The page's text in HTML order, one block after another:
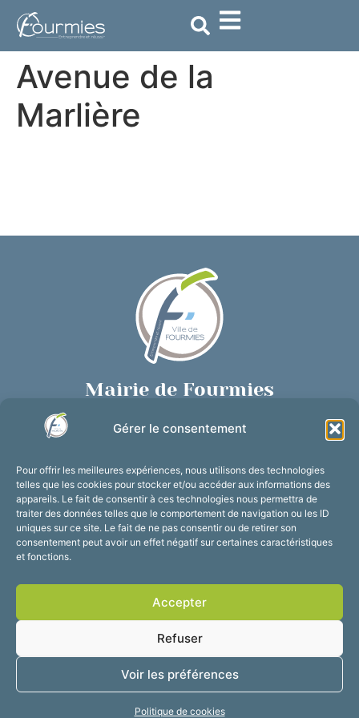
Gérer le consentement
Pour offrir les meilleures expériences, nous utilisons des technologies
telles que les cookies pour stocker et/ou accéder aux informations des
appareils. Le fait de consentir à ces technologies nous permettra de
traiter des données telles que le comportement de navigation ou les ID
uniques sur ce site. Le fait de ne pas consentir ou de retirer son
consentement peut avoir un effet négatif sur certaines caractéristiques
et fonctions.
Accepter
Refuser
Voir les préférences
Politique de cookies
principal
Avenue de la
Marlière
Mairie de Fourmies
03 27 59 69 79
Horaires d’ouverture
Du lundi au vendredi :
de 8h30 à 12h et de 13h30 à 17h30
Suivez-nous !
Accessibilité
Mentions légales
2025 © Propulsé par